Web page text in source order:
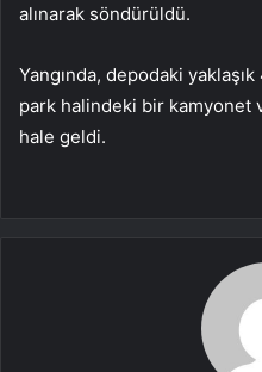
alınarak söndürüldü.
Yangında, depodaki
park halindeki bir kamyonet
hale geldi.